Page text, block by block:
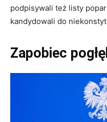
podpisywali też listy
kandydowali do
Zapobiec